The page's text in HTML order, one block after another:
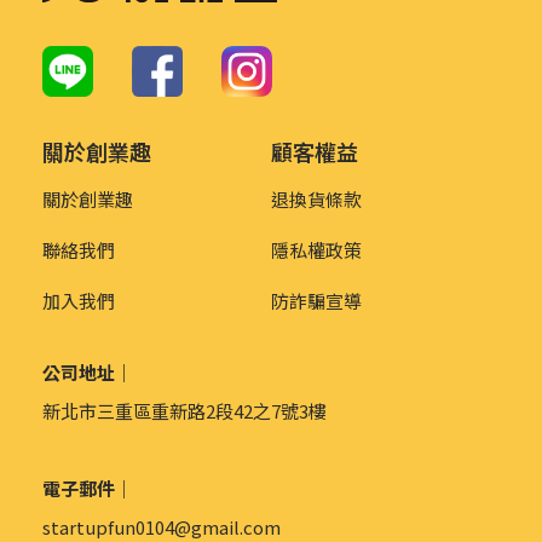
關於創業趣
關於創業趣
聯絡我們
加入我們
顧客權益
退換貨條款
隱私權政策
防詐騙宣導
公司地址｜
新北市三重區重新路2段42之7號3樓
電子郵件｜
startupfun0104@gmail.com